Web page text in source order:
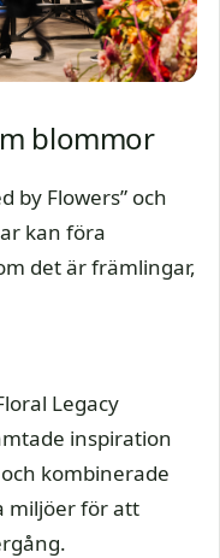
blommor
by Flowers” och
kan föra
det är främlingar,
Legacy
inspiration
kombinerade
miljöer för att